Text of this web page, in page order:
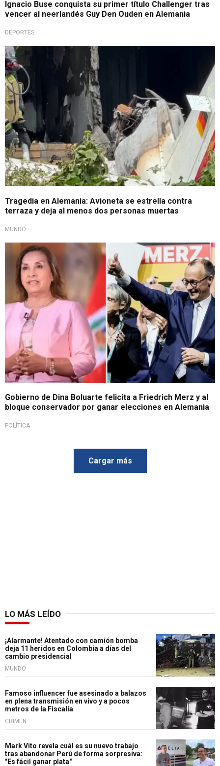
Ignacio Buse conquista su primer título Challenger tras
vencer al neerlandés Guy Den Ouden en Alemania
DEPORTES
Terrible momento
Tragedia en Alemania: Avioneta se estrella contra
terraza y deja al menos dos personas muertas
MUNDO
Nuevo canciller europeo
Gobierno de Dina Boluarte felicita a Friedrich Merz y al
bloque conservador por ganar elecciones en Alemania
POLÍTICA
Cargar más
LO MÁS LEÍDO
¡Alarmante! Atentado con camión bomba
deja 11 heridos en Colombia a días del
cambio presidencial
MUNDO
Famoso influencer fue asesinado a balazos
en plena transmisión en vivo y a pocos
metros de la Fiscalía
CRIMEN
Mark Vito revela cuál es su nuevo trabajo
tras abandonar Perú de forma sorpresiva:
"Es fácil ganar plata"